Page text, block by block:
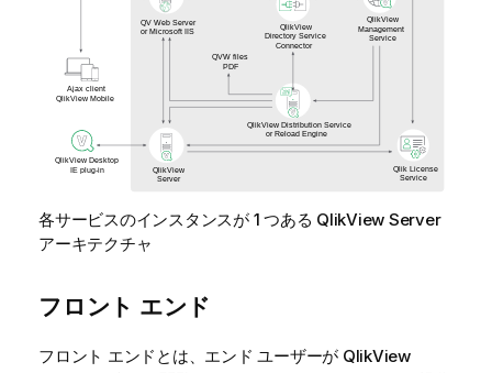
各サービスのインスタンスが 1 つある QlikView Server
アーキテクチャ
フロント エンド
フロント エンドとは、エンド ユーザーが QlikView